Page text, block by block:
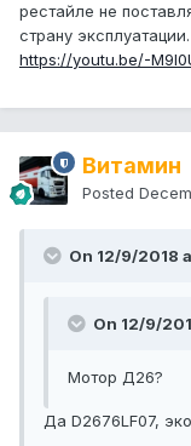
рестайле не
страну эксплуатации.
https://youtu.be/-
Витамин
Posted
On 12/9/2018
On 12/9/
Мотор Д26?
Да D2676LF07,